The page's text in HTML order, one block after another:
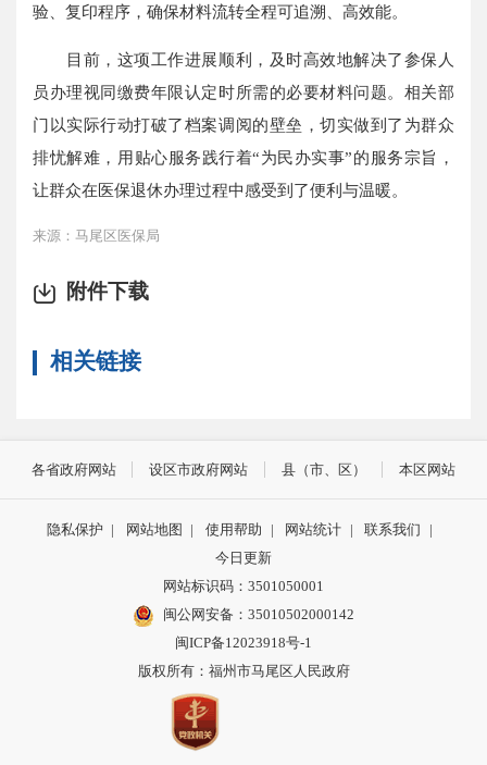
验、复印程序，确保材料流转全程可追溯、高效能。
目前，这项工作进展顺利，及时高效地解决了参保人
员办理视同缴费年限认定时所需的必要材料问题。相关部
门以实际行动打破了档案调阅的壁垒，切实做到了为群众
排忧解难，用贴心服务践行着“为民办实事”的服务宗旨，
让群众在医保退休办理过程中感受到了便利与温暖。
来源：马尾区医保局
附件下载
相关链接
各省政府网站 设区市政府网站 县（市、区） 本区网站
隐私保护 | 网站地图 | 使用帮助 | 网站统计 | 联系我们
|
今日更新
网站标识码：3501050001
闽公网安备：35010502000142
闽ICP备12023918号-1
版权所有：福州市马尾区人民政府